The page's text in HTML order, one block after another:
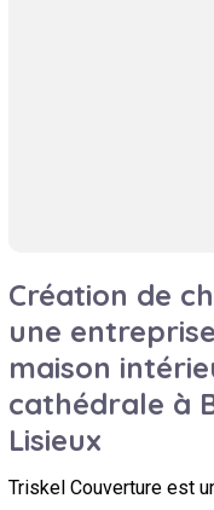
Création de
une
maison
cathédrale à
Lisieux
Triskel Couverture est